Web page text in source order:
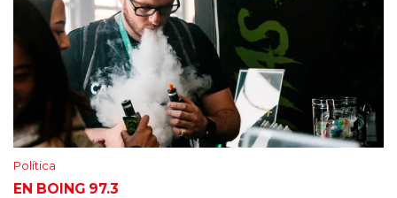
Política
EN BOING 97.3